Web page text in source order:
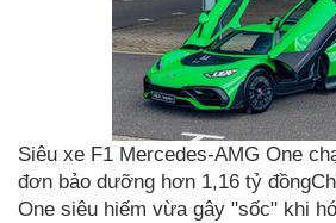
Siêu xe F1 Mercedes-AMG One
đơn bảo dưỡng hơn 1,16 tỷ
One siêu hiếm vừa gây "sốc" khi